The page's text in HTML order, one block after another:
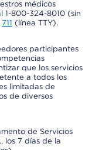
médicos
1-800-324-8010 (sin
711 (línea TTY).
participantes
que los servicios
a todos los
limitadas de
de diversos
de Servicios
los 7 días de la